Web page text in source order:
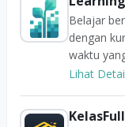
Belajar
dengan
waktu
Lihat